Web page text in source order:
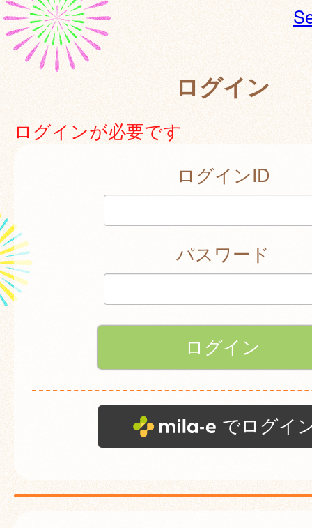
ログイン
ログインが必要です
ログインID
パスワード
でログイ